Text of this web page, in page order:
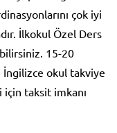
çok iyi
İlkokul Özel Ders
15-20
okul takviye
taksit imkanı